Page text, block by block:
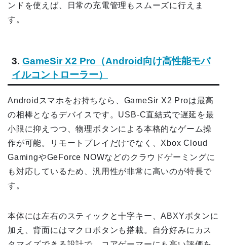
ンドを使えば、日常の充電管理もスムーズに行えま
す。
3. GameSir X2 Pro（Android向け高性能モバ
イルコントローラー）
Androidスマホをお持ちなら、GameSir X2 Proは最高
の相棒となるデバイスです。USB-C直結式で遅延を最
小限に抑えつつ、物理ボタンによる本格的なゲーム操
作が可能。リモートプレイだけでなく、Xbox Cloud
GamingやGeForce NOWなどのクラウドゲーミングに
も対応しているため、汎用性が非常に高いのが特長で
す。
本体には左右のスティックと十字キー、ABXYボタンに
加え、背面にはマクロボタンも搭載。自分好みにカス